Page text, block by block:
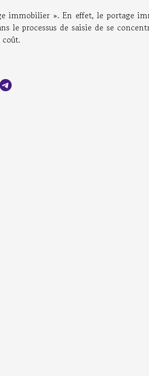
immobilier ». En effet, le portage
le processus de saisie de se